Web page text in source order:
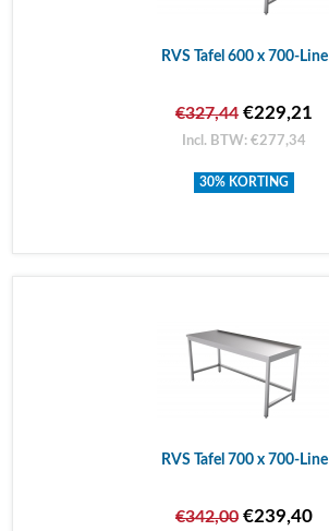
RVS Tafel 600 x 700-Line
€327,44 €229,21
Incl. BTW: €277,34
30% KORTING
RVS Tafel 700 x 700-Line
€342,00 €239,40